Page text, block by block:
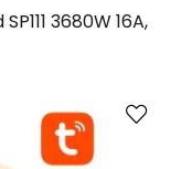
3680W 16A,